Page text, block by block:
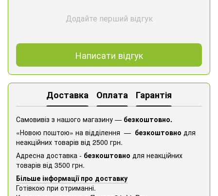
Додайте перший відгук
Написати відгук
Доставка Оплата Гарантія
Самовивіз з нашого магазину — безкоштовно.
«Новою поштою» на відділення — безкоштовно для
неакційних товарів від 2500 грн.
Адресна доставка - безкоштовно для неакційних
товарів від 3500 грн.
Більше інформації про доставку
Готівкою при отриманні.